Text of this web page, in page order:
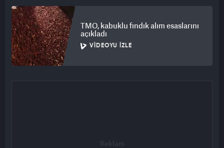
TMO, kabuklu fındık alım esaslarını
açıkladı
VIDEOYU İZLE